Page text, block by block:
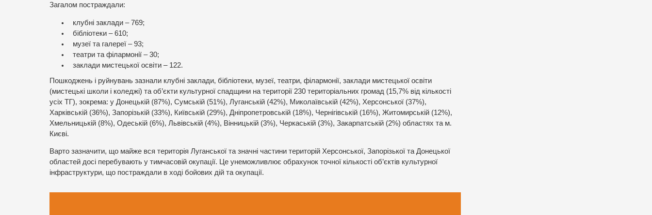
Загалом постраждали:
клубні заклади – 769;
бібліотеки – 610;
музеї та галереї – 93;
театри та філармонії – 30;
заклади мистецької освіти – 122.
Пошкоджень і руйнувань зазнали клубні заклади, бібліотеки, музеї, театри, філармонії, заклади мистецької освіти
(мистецькі школи і коледжі) та об’єкти культурної спадщини на території 230 територіальних громад (15,7% від кількості
усіх ТГ), зокрема: у Донецькій (87%), Сумській (51%), Луганській (42%), Миколаївській (42%), Херсонської (37%),
Харківській (36%), Запорізькій (33%), Київській (29%), Дніпропетровській (18%), Чернігівській (16%), Житомирській (12%),
Хмельницькій (8%), Одеській (6%), Львівській (4%), Вінницькій (3%), Черкаській (3%), Закарпатській (2%) областях та м.
Києві.
Варто зазначити, що майже вся територія Луганської та значні частини територій Херсонської, Запорізької та Донецької
областей досі перебувають у тимчасовій окупації. Це унеможливлює обрахунок точної кількості об’єктів культурної
інфраструктури, що постраждали в ході бойових дій та окупації.